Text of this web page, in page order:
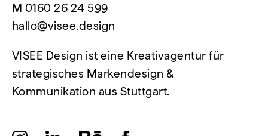
M 0160 26 24 599
hallo@visee.design
VISEE Design ist eine Kreativagentur für
strategisches Markendesign &
Kommunikation aus Stuttgart.